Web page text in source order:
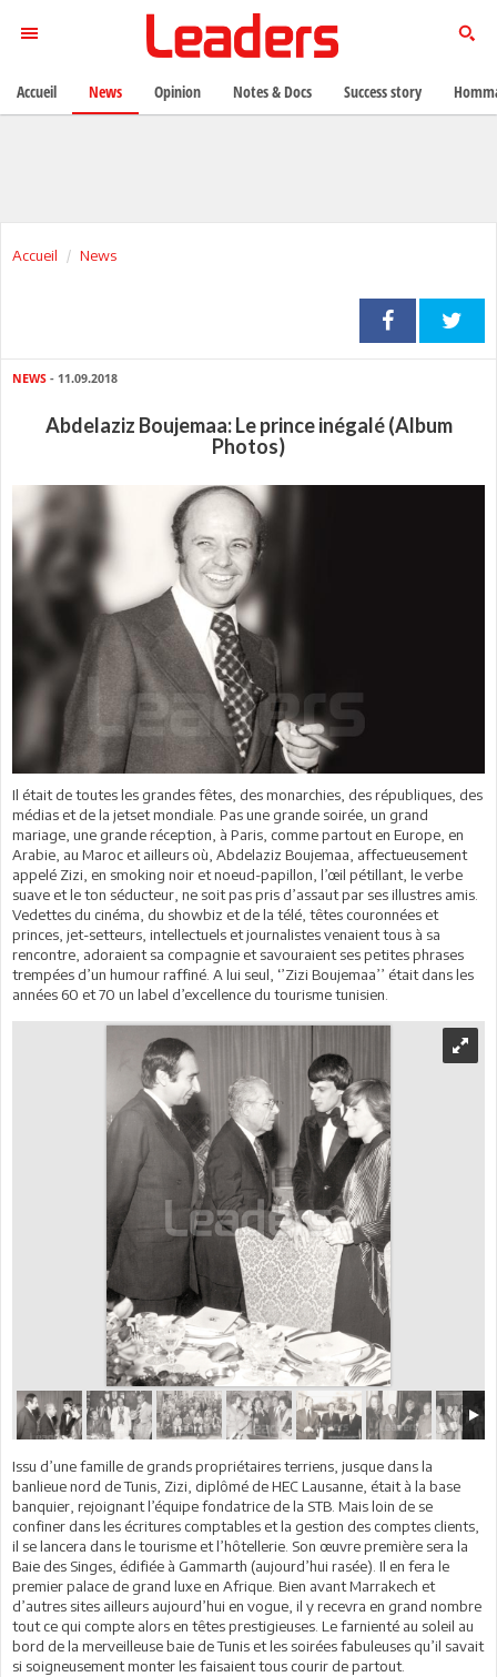
Accueil News
NEWS - 11.09.2018
Abdelaziz Boujemaa: Le prince inégalé (Album
Photos)
Il était de toutes les grandes fêtes, des monarchies, des républiques, des
médias et de la jetset mondiale. Pas une grande soirée, un grand
mariage, une grande réception, à Paris, comme partout en Europe, en
Arabie, au Maroc et ailleurs où, Abdelaziz Boujemaa, affectueusement
appelé Zizi, en smoking noir et noeud-papillon, l’œil pétillant, le verbe
suave et le ton séducteur, ne soit pas pris d’assaut par ses illustres amis.
Vedettes du cinéma, du showbiz et de la télé, têtes couronnées et
princes, jet-setteurs, intellectuels et journalistes venaient tous à sa
rencontre, adoraient sa compagnie et savouraient ses petites phrases
trempées d’un humour raffiné. A lui seul, ‘’Zizi Boujemaa’’ était dans les
années 60 et 70 un label d’excellence du tourisme tunisien.
Issu d’une famille de grands propriétaires terriens, jusque dans la
banlieue nord de Tunis, Zizi, diplômé de HEC Lausanne, était à la base
banquier, rejoignant l’équipe fondatrice de la STB. Mais loin de se
confiner dans les écritures comptables et la gestion des comptes clients,
il se lancera dans le tourisme et l’hôtellerie. Son œuvre première sera la
Baie des Singes, édifiée à Gammarth (aujourd’hui rasée). Il en fera le
premier palace de grand luxe en Afrique. Bien avant Marrakech et
d’autres sites ailleurs aujourd’hui en vogue, il y recevra en grand nombre
tout ce qui compte alors en têtes prestigieuses. Le farnienté au soleil au
bord de la merveilleuse baie de Tunis et les soirées fabuleuses qu’il savait
si soigneusement monter les faisaient tous courir de partout.
Accueil News Opinion Notes & Docs Success story